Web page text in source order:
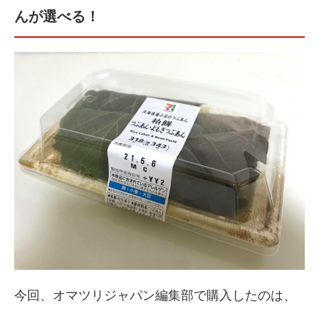
んが選べる！
今回、オマツリジャパン編集部で購入したのは、